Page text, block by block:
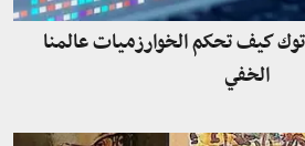
كيف تحكم الخوارزميات عالمنا
الخفي